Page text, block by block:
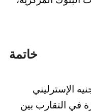
خاتمة
الإسترليني
في التقارب بين